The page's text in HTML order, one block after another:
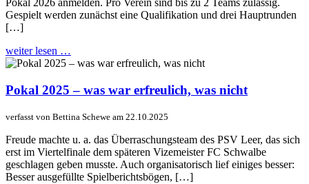
Gespielt werden zunächst eine Qualifikation und drei Hauptrunden
[…]
weiter lesen …
Pokal 2025 – was war erfreulich, was nicht
verfasst von Bettina Schewe am 22.10.2025
Freude machte u. a. das Überraschungsteam des PSV Leer, das sich
erst im Viertelfinale dem späteren Vizemeister FC Schwalbe
geschlagen geben musste. Auch organisatorisch lief einiges besser:
Besser ausgefüllte Spielberichtsbögen, […]